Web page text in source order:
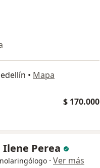
• Mapa
$ 170.000
Ilene Perea
· Ver más